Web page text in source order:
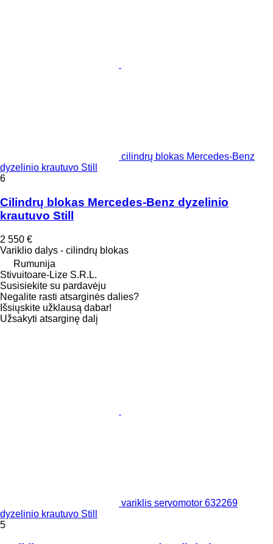
cilindrų blokas Mercedes-Benz
dyzelinio krautuvo Still
6
Cilindrų blokas Mercedes-Benz dyzelinio
krautuvo Still
2 550 €
Variklio dalys - cilindrų blokas
Rumunija
Stivuitoare-Lize S.R.L.
Susisiekite su pardavėju
Negalite rasti atsarginės dalies?
Išsiųskite užklausą dabar!
Užsakyti atsarginę dalį
variklis servomotor 632269
dyzelinio krautuvo Still
5